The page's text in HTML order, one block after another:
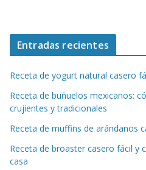
Entradas recientes
Receta de yogurt natural casero
Receta de buñuelos mexicanos:
crujientes y tradicionales
Receta de muffins de arándanos
Receta de broaster casero fácil y
casa